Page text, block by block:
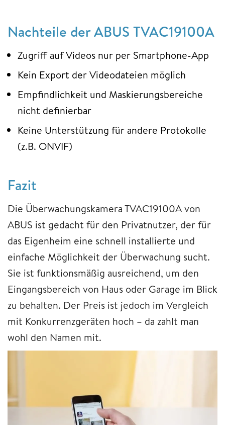
Nachteile der ABUS TVAC19100A
Zugriff auf Videos nur per Smartphone-App
Kein Export der Videodateien möglich
Empfindlichkeit und Maskierungsbereiche
nicht definierbar
Keine Unterstützung für andere Protokolle
(z.B. ONVIF)
Fazit
Die Überwachungskamera TVAC19100A von
ABUS ist gedacht für den Privatnutzer, der für
das Eigenheim eine schnell installierte und
einfache Möglichkeit der Überwachung sucht.
Sie ist funktionsmäßig ausreichend, um den
Eingangsbereich von Haus oder Garage im Blick
zu behalten. Der Preis ist jedoch im Vergleich
mit Konkurrenzgeräten hoch – da zahlt man
wohl den Namen mit.